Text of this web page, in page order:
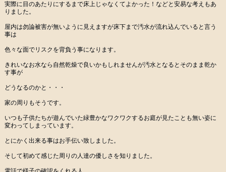
実際に目のあたりにするまで床上じゃなくてよかった！などと安易な考えもあ
りました。
屋内は勿論被害が無いように見えますが床下まで汚水が流れ込んでいると言う
事は
色々な面でリスクを背負う事になります。
きれいなお水なら自然乾燥で良いかもしれませんが汚水となるとそのまま乾か
す事が
どうなるのかと・・・
家の周りもそうです。
いつも子供たちが遊んでいた緑豊かなワクワクするお庭が見たことも無い姿に
変わってしまっています。
とにかく出来る事はお手伝い致しました。
そして初めて感じた周りの人達の優しさを知りました。